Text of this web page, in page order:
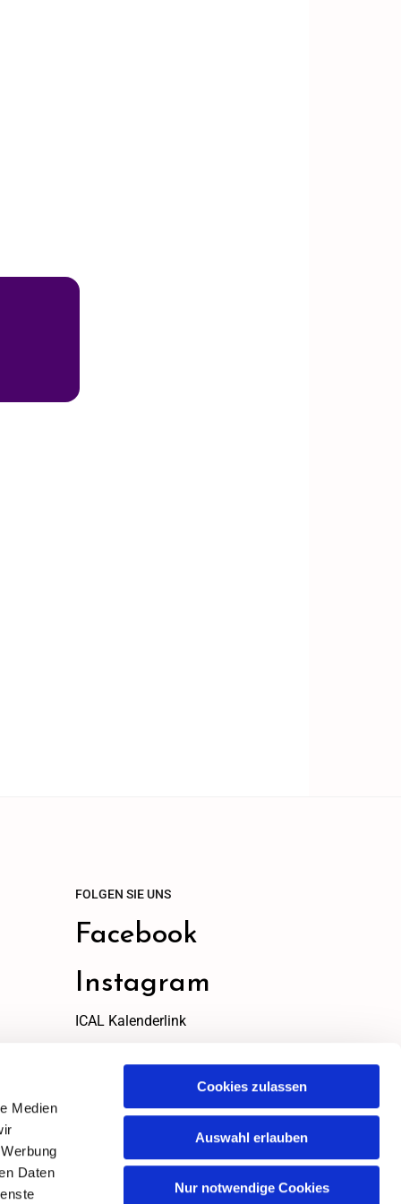
Medien
Daten
Cookies zulassen
Auswahl erlauben
Nur notwendige Cookies
FOLGEN SIE UNS
Facebook
Instagram
ICAL Kalenderlink
ICAL Link
zum kopieren